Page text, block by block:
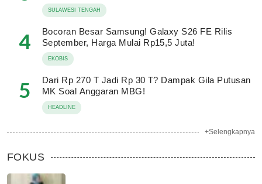
SULAWESI TENGAH
4
Bocoran Besar Samsung! Galaxy S26 FE Rilis
September, Harga Mulai Rp15,5 Juta!
EKOBIS
5
Dari Rp 270 T Jadi Rp 30 T? Dampak Gila Putusan
MK Soal Anggaran MBG!
HEADLINE
+Selengkapnya
FOKUS